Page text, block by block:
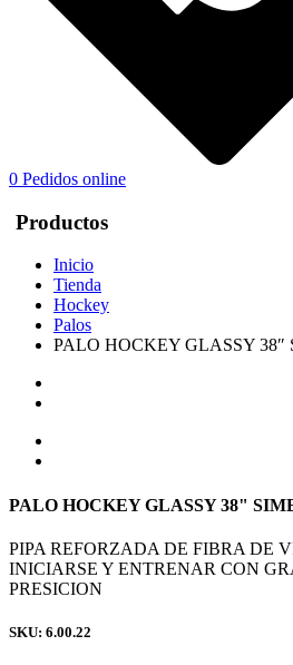
0 Pedidos online
Productos
Inicio
Tienda
Hockey
Palos
PALO HOCKEY GLASSY 38″
PALO HOCKEY GLASSY 38"
PIPA REFORZADA DE FIBRA DE
INICIARSE Y ENTRENAR CON
PRESICION
SKU: 6.00.22